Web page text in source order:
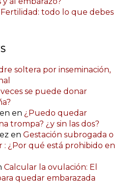
todo lo que debes
soltera por inseminación,
se puede donar
en ¿Puedo quedar
trompa? ¿y sin las dos?
en Gestación subrogada o
¿Por qué está prohibido en
Calcular la ovulación: El
quedar embarazada